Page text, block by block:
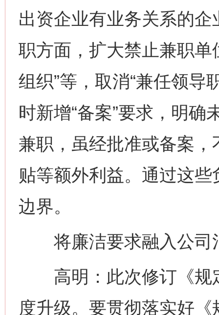
出资企业有业务关系的
职方面，扩大禁止兼职单
组织”等，取消“兼任领导
时新增“备案”要求，明
兼职，虽经批准或备案
贴等额外利益。通过这
边界。
将廉洁要求融入公司
高明：此次修订《规
度升级。要贯彻落实好